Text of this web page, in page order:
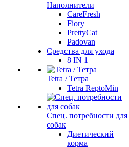
Наполнители
CareFresh
Fiory
PrettyCat
Padovan
Средства для ухода
8 IN 1
Tetra / Тетра
Tetra ReptoMin
Спец. потребности для
собак
Диетический
корма